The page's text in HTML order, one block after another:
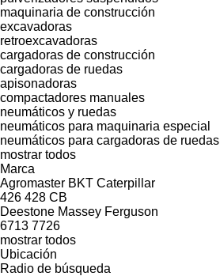
maquinaria de construcción
excavadoras
retroexcavadoras
cargadoras de construcción
cargadoras de ruedas
apisonadoras
compactadores manuales
neumáticos y ruedas
neumáticos para maquinaria especial
neumáticos para cargadoras de ruedas
mostrar todos
Marca
Agromaster BKT Caterpillar
426 428 CB
Deestone Massey Ferguson
6713 7726
mostrar todos
Ubicación
Radio de búsqueda